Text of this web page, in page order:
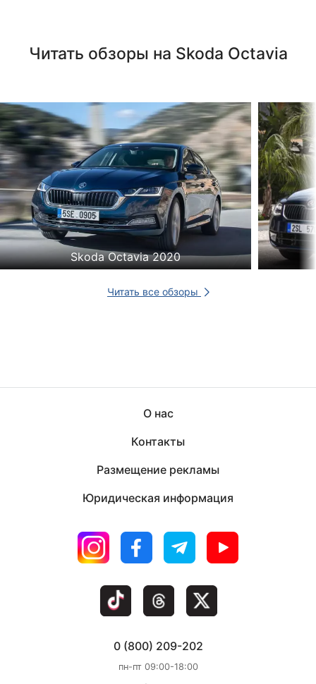
Читать обзоры на Skoda Octavia
Skoda Octavia 2020
Читать все обзоры
О нас
Контакты
Размещение рекламы
Юридическая информация
0 (800) 209-202
пн-пт 09:00-18:00